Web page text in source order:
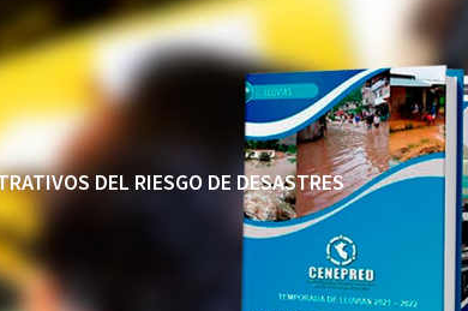
DEL RIESGO DE DESASTRES